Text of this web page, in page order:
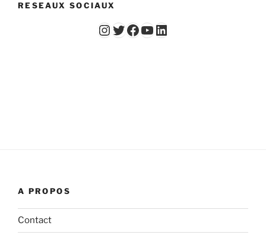
RESEAUX SOCIAUX
Instagram
Twitter
Facebook
YouTube - Vidéos du Chicago Poker ClubLinkedIn
A PROPOS
Contact